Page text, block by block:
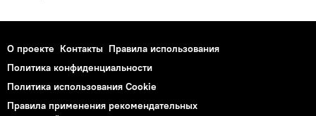
О проекте Контакты Правила использования
Политика конфиденциальности
Политика использования Cookie
Правила применения рекомендательных